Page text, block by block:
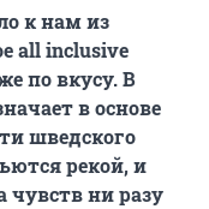
к нам из
all inclusive
по вкусу. В
в основе
шведского
рекой, и
чувств ни разу